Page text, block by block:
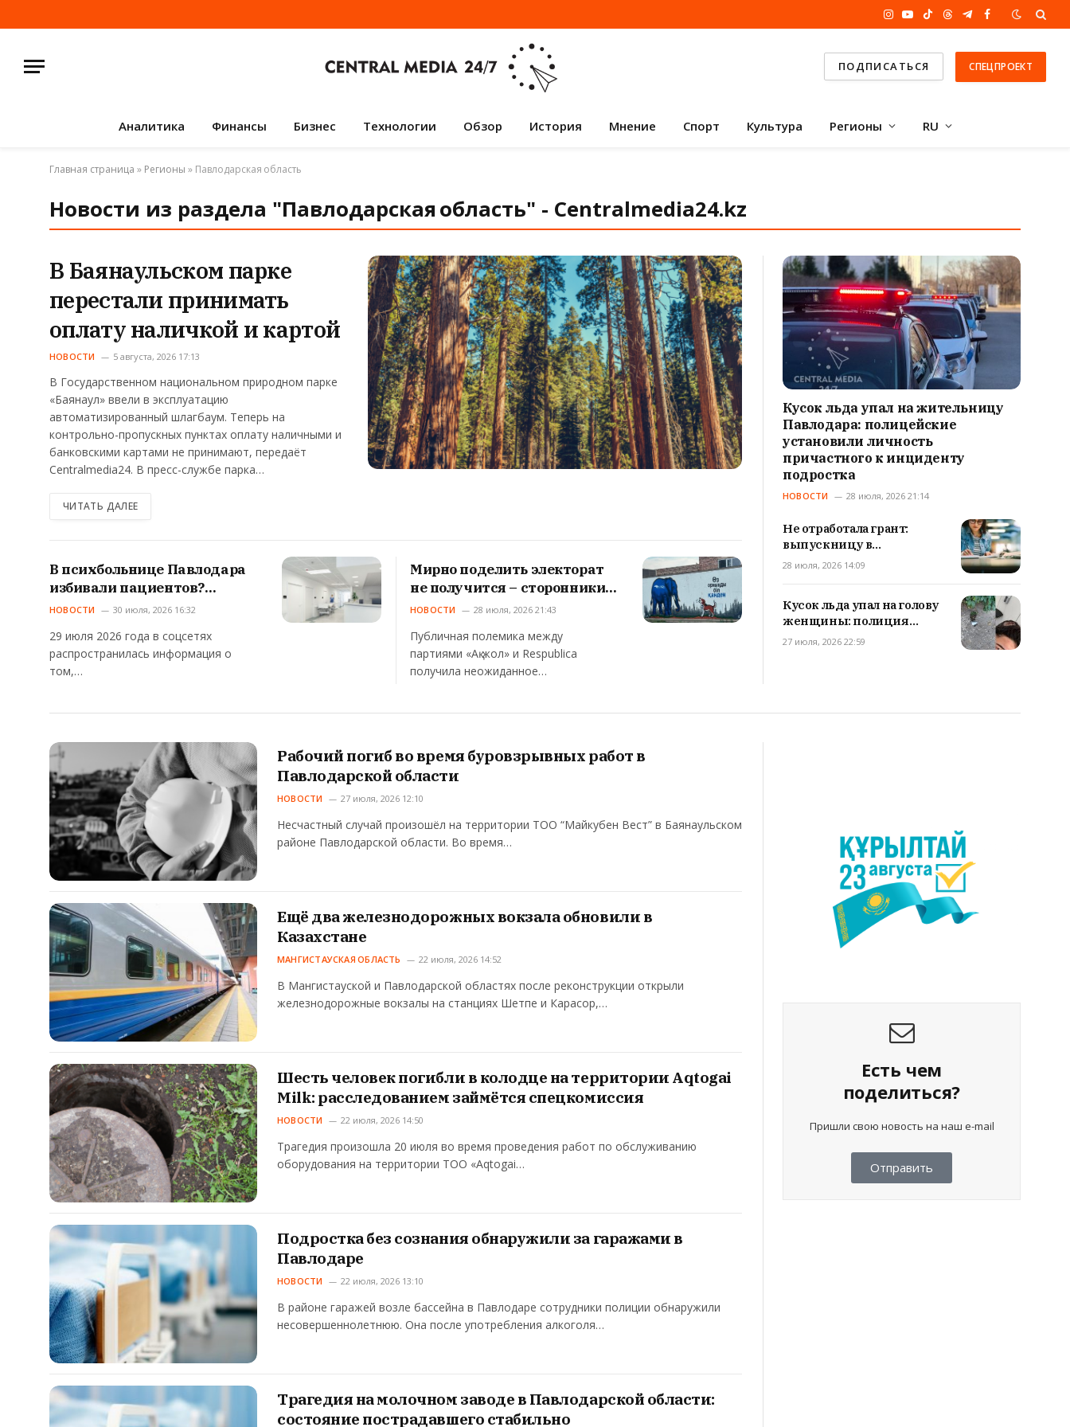
Instagram
YouTube
TikTokThreadsTelegram
Facebook
ПОДПИСАТЬСЯ СПЕЦПРОЕКТ
Аналитика Финансы Бизнес Технологии Обзор История Мнение Спорт Культура Регионы RU
Главная страница » Регионы » Павлодарская область
Новости из раздела "Павлодарская область" - Centralmedia24.kz
В Баянаульском парке
перестали принимать
оплату наличкой и картой
НОВОСТИ 5 августа, 2026 17:13
В Государственном национальном природном парке
«Баянаул» ввели в эксплуатацию
автоматизированный шлагбаум. Теперь на
контрольно-пропускных пунктах оплату наличными и
банковскими картами не принимают, передаёт
Centralmedia24. В пресс-службе парка…
ЧИТАТЬ ДАЛЕЕ
В психбольнице Павлодара
избивали пациентов?
Объявлены итоги
НОВОСТИ 30 июля, 2026 16:32
29 июля 2026 года в соцсетях
распространилась информация о
том,…
Мирно поделить электорат
не получится – сторонники
«Ақ жол» отправили сигнал
НОВОСТИ 28 июля, 2026 21:43
Публичная полемика между
партиями «Ақ жол» и Respublica
получила неожиданное…
Кусок льда упал на жительницу
Павлодара: полицейские
установили личность
причастного к инциденту
подростка
НОВОСТИ 28 июля, 2026 21:14
Не отработала грант:
выпускницу в
Павлодарской области
28 июля, 2026 14:09
Кусок льда упал на голову
женщины: полиция
Павлодара ищет
27 июля, 2026 22:59
Рабочий погиб во время буровзрывных работ в
Павлодарской области
НОВОСТИ 27 июля, 2026 12:10
Несчастный случай произошёл на территории ТОО “Майкубен Вест” в Баянаульском
районе Павлодарской области. Во время…
Ещё два железнодорожных вокзала обновили в
Казахстане
МАНГИСТАУСКАЯ ОБЛАСТЬ 22 июля, 2026 14:52
В Мангистауской и Павлодарской областях после реконструкции открыли
железнодорожные вокзалы на станциях Шетпе и Карасор,…
Шесть человек погибли в колодце на территории Aqtogai
Milk: расследованием займётся спецкомиссия
НОВОСТИ 22 июля, 2026 14:50
Трагедия произошла 20 июля во время проведения работ по обслуживанию
оборудования на территории ТОО «Aqtogai…
Подростка без сознания обнаружили за гаражами в
Павлодаре
НОВОСТИ 22 июля, 2026 13:10
В районе гаражей возле бассейна в Павлодаре сотрудники полиции обнаружили
несовершеннолетнюю. Она после употребления алкоголя…
Трагедия на молочном заводе в Павлодарской области:
состояние пострадавшего стабильно
Есть чем
поделиться?
Пришли свою новость на наш e-mail
Отправить